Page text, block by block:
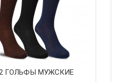
ГОЛЬФЫ МУЖСКИЕ